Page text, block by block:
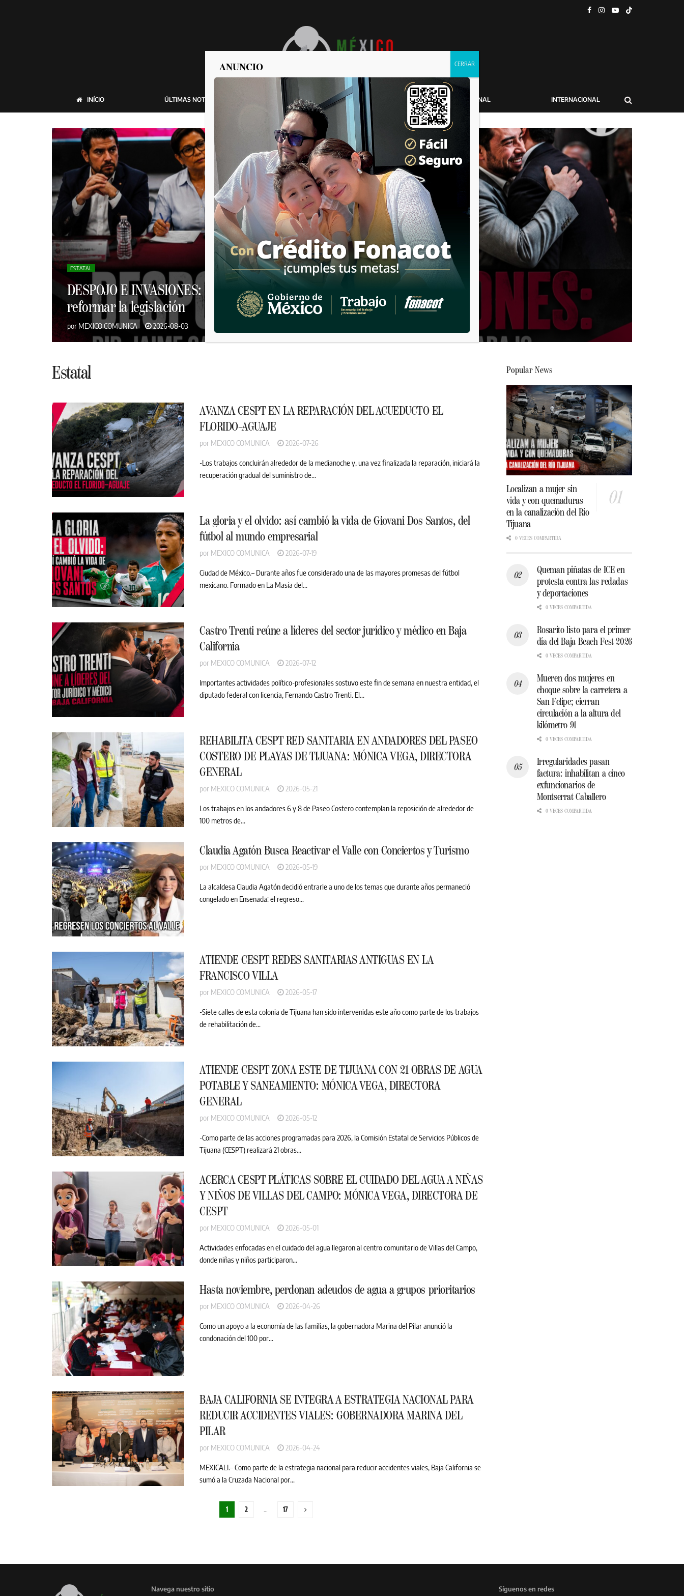
INÍCIO ÚLTIMAS NOTICIAS POLÍTICA POLICIACA NACIONAL INTERNACIONAL
ESTATAL
DESPOJO E INVASIONES: Dip. Jaime Cantón organiza grupo de trabajo para
reformar la legislación
por MEXICO COMUNICA 2026-08-03
Estatal
AVANZA CESPT EN LA REPARACIÓN DEL ACUEDUCTO EL
FLORIDO–AGUAJE
por MEXICO COMUNICA 2026-07-26
-Los trabajos concluirán alrededor de la medianoche y, una vez finalizada la reparación, iniciará la
recuperación gradual del suministro de...
La gloria y el olvido: así cambió la vida de Giovani Dos Santos, del
fútbol al mundo empresarial
por MEXICO COMUNICA 2026-07-19
Ciudad de México.– Durante años fue considerado una de las mayores promesas del fútbol
mexicano. Formado en La Masía del...
Castro Trenti reúne a líderes del sector jurídico y médico en Baja
California
por MEXICO COMUNICA 2026-07-12
Importantes actividades político-profesionales sostuvo este fin de semana en nuestra entidad, el
diputado federal con licencia, Fernando Castro Trenti. El...
REHABILITA CESPT RED SANITARIA EN ANDADORES DEL PASEO
COSTERO DE PLAYAS DE TIJUANA: MÓNICA VEGA, DIRECTORA
GENERAL
por MEXICO COMUNICA 2026-05-21
Los trabajos en los andadores 6 y 8 de Paseo Costero contemplan la reposición de alrededor de
100 metros de...
Claudia Agatón Busca Reactivar el Valle con Conciertos y Turismo
por MEXICO COMUNICA 2026-05-19
La alcaldesa Claudia Agatón decidió entrarle a uno de los temas que durante años permaneció
congelado en Ensenada: el regreso...
ATIENDE CESPT REDES SANITARIAS ANTIGUAS EN LA
FRANCISCO VILLA
por MEXICO COMUNICA 2026-05-17
-Siete calles de esta colonia de Tijuana han sido intervenidas este año como parte de los trabajos
de rehabilitación de...
ATIENDE CESPT ZONA ESTE DE TIJUANA CON 21 OBRAS DE AGUA
POTABLE Y SANEAMIENTO: MÓNICA VEGA, DIRECTORA
GENERAL
por MEXICO COMUNICA 2026-05-12
-Como parte de las acciones programadas para 2026, la Comisión Estatal de Servicios Públicos de
Tijuana (CESPT) realizará 21 obras...
ACERCA CESPT PLÁTICAS SOBRE EL CUIDADO DEL AGUA A NIÑAS
Y NIÑOS DE VILLAS DEL CAMPO: MÓNICA VEGA, DIRECTORA DE
CESPT
por MEXICO COMUNICA 2026-05-01
Actividades enfocadas en el cuidado del agua llegaron al centro comunitario de Villas del Campo,
donde niñas y niños participaron...
Hasta noviembre, perdonan adeudos de agua a grupos prioritarios
por MEXICO COMUNICA 2026-04-26
Como un apoyo a la economía de las familias, la gobernadora Marina del Pilar anunció la
condonación del 100 por...
BAJA CALIFORNIA SE INTEGRA A ESTRATEGIA NACIONAL PARA
REDUCIR ACCIDENTES VIALES: GOBERNADORA MARINA DEL
PILAR
por MEXICO COMUNICA 2026-04-24
MEXICALI.– Como parte de la estrategia nacional para reducir accidentes viales, Baja California se
sumó a la Cruzada Nacional por...
1 2 17
Popular News
Localizan a mujer sin
vida y con quemaduras
en la canalización del Río
Tijuana
0 VECES COMPARTIDA
Queman piñatas de ICE en
protesta contra las redadas
y deportaciones
0 VECES COMPARTIDA
Rosarito listo para el primer
día del Baja Beach Fest 2026
0 VECES COMPARTIDA
Mueren dos mujeres en
choque sobre la carretera a
San Felipe; cierran
circulación a la altura del
kilómetro 91
0 VECES COMPARTIDA
Irregularidades pasan
factura: inhabilitan a cinco
exfuncionarios de
Montserrat Caballero
0 VECES COMPARTIDA
Navega nuestro sitio Síguenos en redes
ANUNCIO